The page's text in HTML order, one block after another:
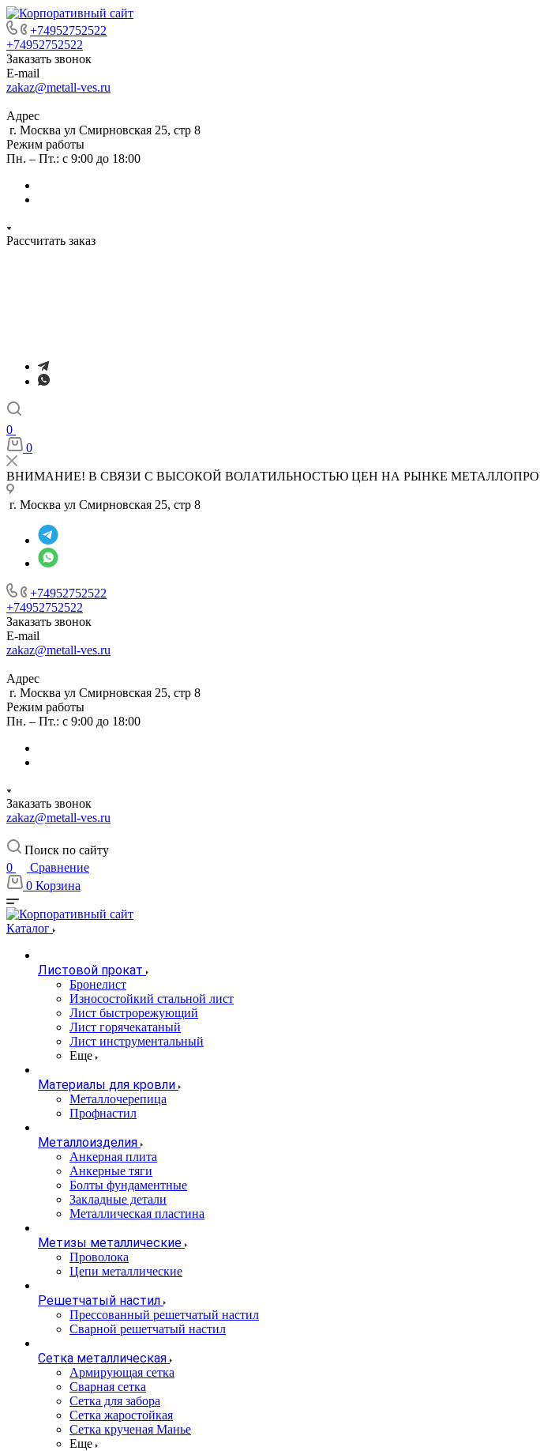
+74952752522
+74952752522
Заказать звонок
E-mail
zakaz@metall-ves.ru
Адрес
г. Москва ул Смирновская 25, стр 8
Режим работы
Пн. – Пт.: с 9:00 до 18:00
Рассчитать заказ
0
0
ВНИМАНИЕ! В СВЯЗИ С ВЫСОКОЙ ВОЛАТИЛЬНОСТЬЮ ЦЕН НА РЫНКЕ
г. Москва ул Смирновская 25, стр 8
+74952752522
+74952752522
Заказать звонок
E-mail
zakaz@metall-ves.ru
Адрес
г. Москва ул Смирновская 25, стр 8
Режим работы
Пн. – Пт.: с 9:00 до 18:00
Заказать звонок
zakaz@metall-ves.ru
Поиск по сайту
0
Сравнение
0 Корзина
Каталог
Листовой прокат
Бронелист
Износостойкий стальной лист
Лист быстрорежующий
Лист горячекатаный
Лист инструментальный
Еще
Материалы для кровли
Металлочерепица
Профнастил
Металлоизделия
Анкерная плита
Анкерные тяги
Болты фундаментные
Закладные детали
Металлическая пластина
Метизы металлические
Проволока
Цепи металлические
Решетчатый настил
Прессованный решетчатый настил
Сварной решетчатый настил
Сетка металлическая
Армирующая сетка
Сварная сетка
Сетка для забора
Сетка жаростойкая
Сетка крученая Манье
Еще